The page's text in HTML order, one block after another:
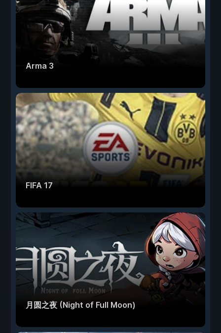
Arma 3
FIFA 17
月圆之夜 (Night of Full Moon)